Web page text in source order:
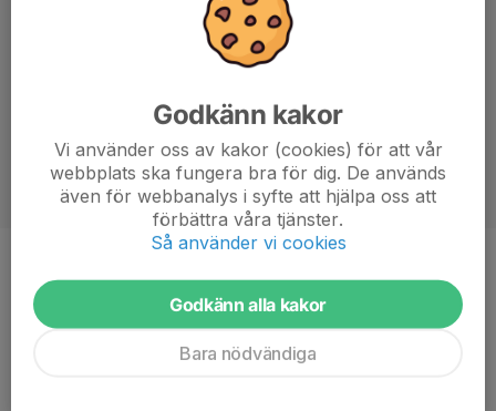
Ålder
22 år
Godkänn kakor
Vi använder oss av kakor (cookies) för att vår
webbplats ska fungera bra för dig. De används
även för webbanalys i syfte att hjälpa oss att
förbättra våra tjänster.
Så använder vi cookies
Godkänn alla kakor
Bara nödvändiga